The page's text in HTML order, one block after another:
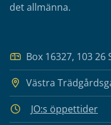
det allmänna.
Box 16327, 103 26
Västra
JO:s öppettider